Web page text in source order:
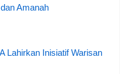
Amanah
Lahirkan Inisiatif Warisan